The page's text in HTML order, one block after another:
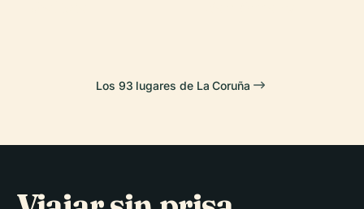
Los 93 lugares de La Coruña